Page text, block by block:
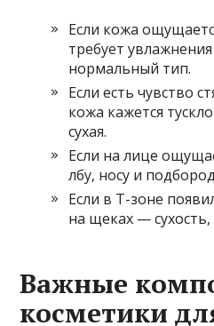
Если кожа
требует
нормальный тип.
Если есть чувство
кожа кажется
сухая.
Если на лице
лбу, носу и
Если в Т-зоне
на щеках —
Важные
косметики